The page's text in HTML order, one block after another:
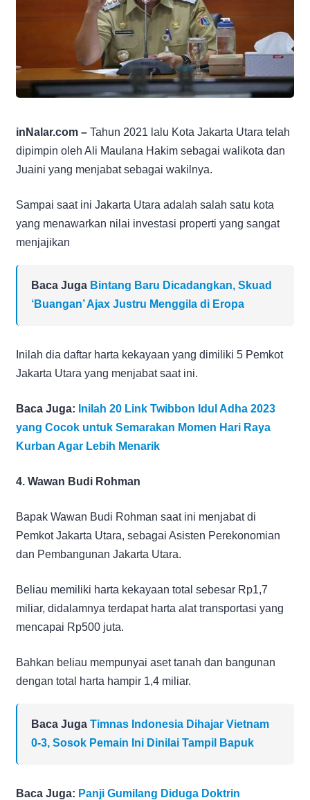
inNalar.com – Tahun 2021 lalu Kota Jakarta Utara telah
dipimpin oleh Ali Maulana Hakim sebagai walikota dan
Juaini yang menjabat sebagai wakilnya.
Sampai saat ini Jakarta Utara adalah salah satu kota
yang menawarkan nilai investasi properti yang sangat
menjajikan
Baca Juga Bintang Baru Dicadangkan, Skuad
‘Buangan’ Ajax Justru Menggila di Eropa
Inilah dia daftar harta kekayaan yang dimiliki 5 Pemkot
Jakarta Utara yang menjabat saat ini.
Baca Juga: Inilah 20 Link Twibbon Idul Adha 2023
yang Cocok untuk Semarakan Momen Hari Raya
Kurban Agar Lebih Menarik
4. Wawan Budi Rohman
Bapak Wawan Budi Rohman saat ini menjabat di
Pemkot Jakarta Utara, sebagai Asisten Perekonomian
dan Pembangunan Jakarta Utara.
Beliau memiliki harta kekayaan total sebesar Rp1,7
miliar, didalamnya terdapat harta alat transportasi yang
mencapai Rp500 juta.
Bahkan beliau mempunyai aset tanah dan bangunan
dengan total harta hampir 1,4 miliar.
Baca Juga Timnas Indonesia Dihajar Vietnam
0-3, Sosok Pemain Ini Dinilai Tampil Bapuk
Baca Juga: Panji Gumilang Diduga Doktrin